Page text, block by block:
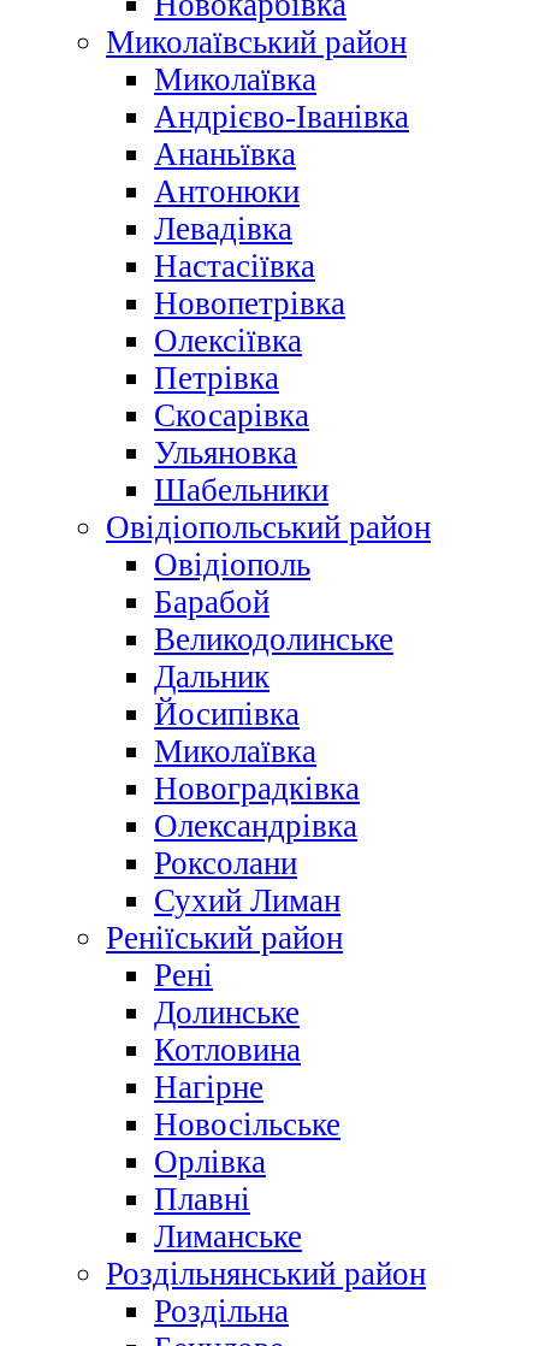
Миколаївський район
Миколаївка
Андрієво-Іванівка
Ананьївка
Антонюки
Левадівка
Настасіївка
Новопетрівка
Олексіївка
Петрівка
Скосарівка
Ульяновка
Шабельники
Овідіопольський район
Овідіополь
Барабой
Великодолинське
Дальник
Йосипівка
Миколаївка
Новоградківка
Олександрівка
Роксолани
Сухий Лиман
Реніїський район
Рені
Долинське
Котловина
Нагірне
Новосільське
Орлівка
Плавні
Лиманське
Роздільнянський район
Роздільна